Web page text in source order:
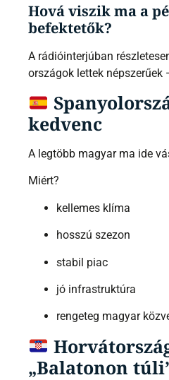
Hová viszik ma a
befektetők?
A rádióinterjúban
országok lettek népszerűek
kedvenc
A legtöbb magyar ma ide
Miért?
kellemes klíma
hosszú szezon
stabil piac
jó infrastruktúra
rengeteg magyar
„Balatonon